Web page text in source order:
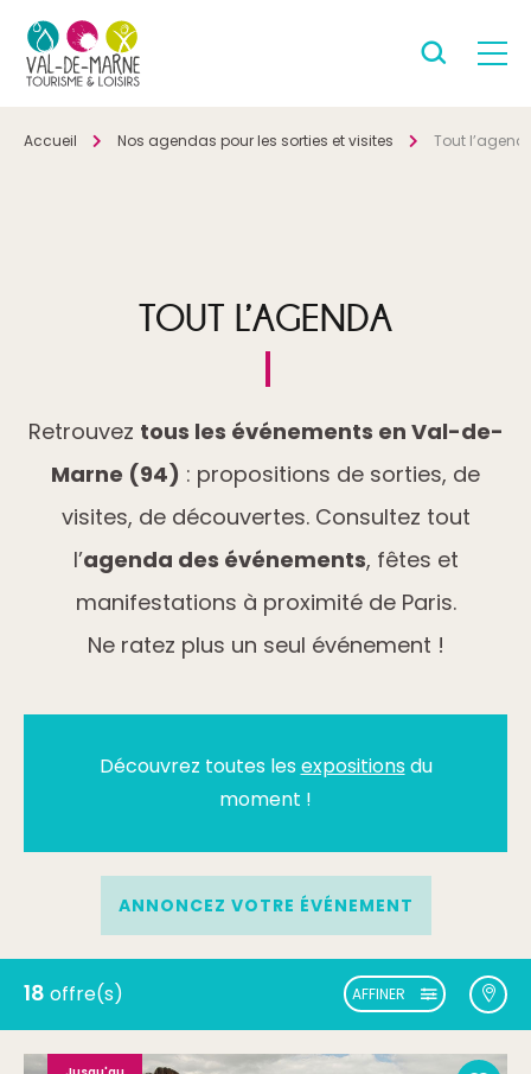
Accueil Nos agendas pour les sorties et visites Tout
TOUT L’AGENDA
Retrouvez tous les événements en Val-de-
Marne (94) : propositions de sorties, de
visites, de découvertes. Consultez tout
l’agenda des événements, fêtes et
manifestations à proximité de Paris.
Ne ratez plus un seul événement !
Découvrez toutes lesexpositionsdu
moment !
ANNONCEZ VOTRE ÉVÉNEMENT
18 offre(s) AFFINER